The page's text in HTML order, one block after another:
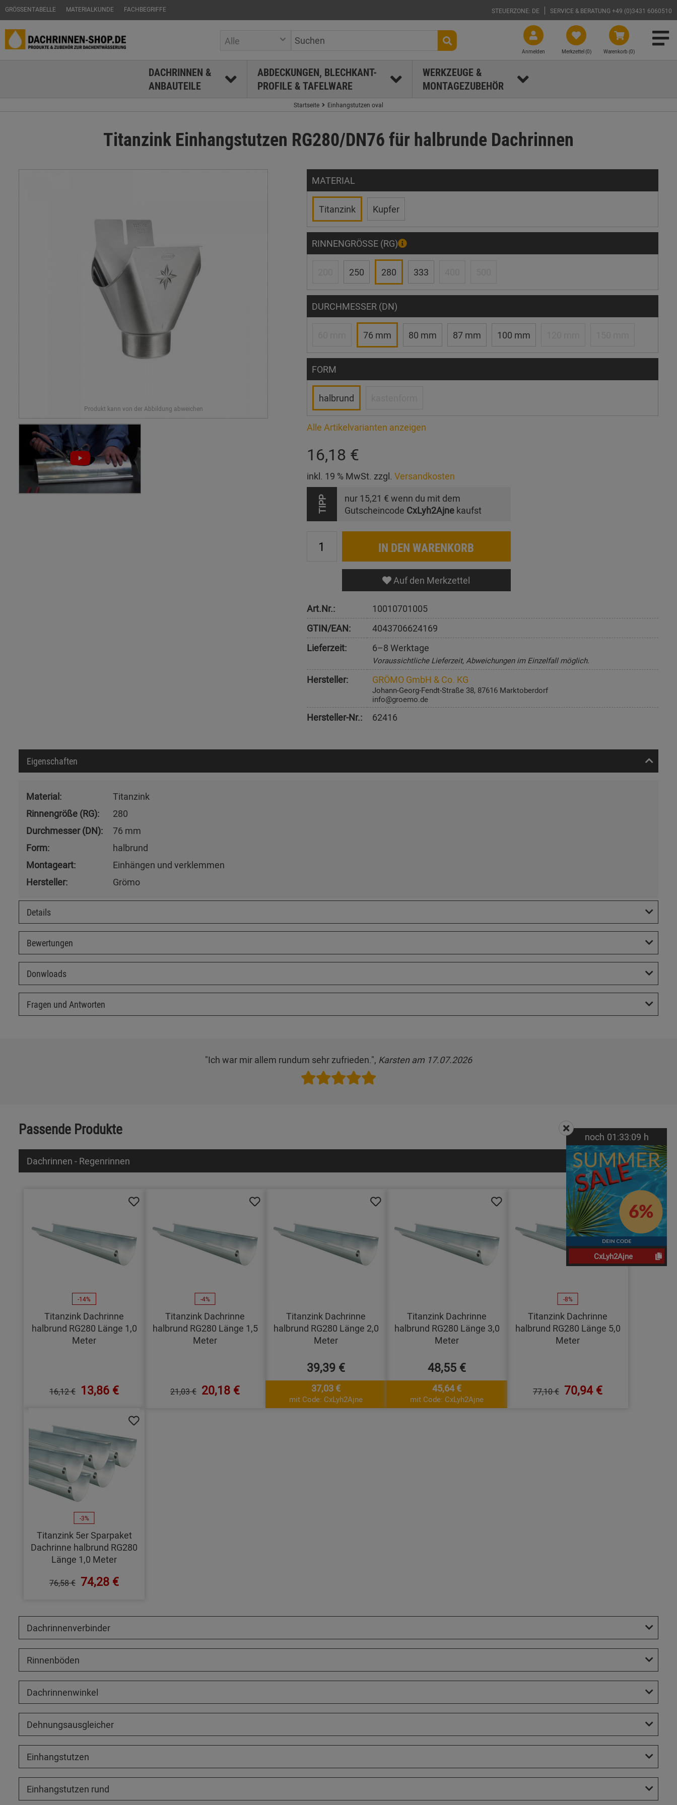
GRÖSSENTABELLE MATERIALKUNDE FACHBEGRIFFE STEUERZONE: DE SERVICE & BERATUNG +49 (0)3431 6060510
Warenkorb (0)
Merkzettel (0)
Anmelden
Alle
DACHRINNEN &
ANBAUTEILE
ABDECKUNGEN, BLECHKANT-
PROFILE & TAFELWARE
WERKZEUGE &
MONTAGEZUBEHÖR
Startseite Einhangstutzen oval
Titanzink Einhangstutzen RG280/DN76 für halbrunde Dachrinnen
MATERIAL
Titanzink Kupfer
RINNENGRÖSSE (RG)
250 280 333
DURCHMESSER (DN)
76 mm 80 mm 87 mm 100 mm
FORM
halbrund
Alle Artikelvarianten anzeigen
16,18 €
inkl. 19 % MwSt. zzgl. Versandkosten
TIPP nur 15,21 € wenn du mit dem
Gutscheincode CxLyh2Ajnekaufst
IN DEN WARENKORB
Auf den Merkzettel
Art.Nr.:
10010701005
GTIN/EAN:
4043706624169
Lieferzeit:
6–8 Werktage
Voraussichtliche Lieferzeit, Abweichungen im Einzelfall möglich.
Hersteller: GRÖMO GmbH & Co. KG
Johann-Georg-Fendt-Straße 38, 87616 Marktoberdorf
info@groemo.de
Hersteller-Nr.: 62416
Eigenschaften
Material:
Titanzink
Rinnengröße (RG):
280
Durchmesser (DN):
76 mm
Form:
halbrund
Montageart:
Einhängen und verklemmen
Hersteller:
Grömo
Details
Bewertungen
Donwloads
Fragen und Antworten
"Ich war mir allem rundum sehr zufrieden.", Karsten am 17.07.2026
Passende Produkte
Dachrinnen - Regenrinnen
-14%
Titanzink Dachrinne
halbrund RG280 Länge 1,0
Meter
16,12 € 13,86 €
-4%
Titanzink Dachrinne
halbrund RG280 Länge 1,5
Meter
21,03 € 20,18 €
Titanzink Dachrinne
halbrund RG280 Länge 2,0
Meter
39,39 €
37,03 €
mit Code: CxLyh2Ajne
Titanzink Dachrinne
halbrund RG280 Länge 3,0
Meter
48,55 €
45,64 €
mit Code: CxLyh2Ajne
-8%
Titanzink Dachrinne
halbrund RG280 Länge 5,0
Meter
77,10 € 70,94 €
-3%
Titanzink 5er Sparpaket
Dachrinne halbrund RG280
Länge 1,0 Meter
76,58 € 74,28 €
Dachrinnenverbinder
Rinnenböden
Dachrinnenwinkel
Dehnungsausgleicher
Einhangstutzen
Einhangstutzen rund
noch 01:33:08 h
CxLyh2Ajne